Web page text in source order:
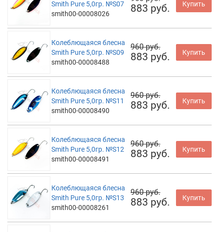
Smith Pure 5,0гр. №S07
smith00-00008026
883 руб. Купить
Колеблющаяся блесна
Smith Pure 5,0гр. №S09
smith00-00008488
960 руб.
883 руб. Купить
Колеблющаяся блесна
Smith Pure 5,0гр. №S11
smith00-00008490
960 руб.
883 руб. Купить
Колеблющаяся блесна
Smith Pure 5,0гр. №S12
smith00-00008491
960 руб.
883 руб. Купить
Колеблющаяся блесна
Smith Pure 5,0гр. №S13
smith00-00008261
960 руб.
883 руб. Купить